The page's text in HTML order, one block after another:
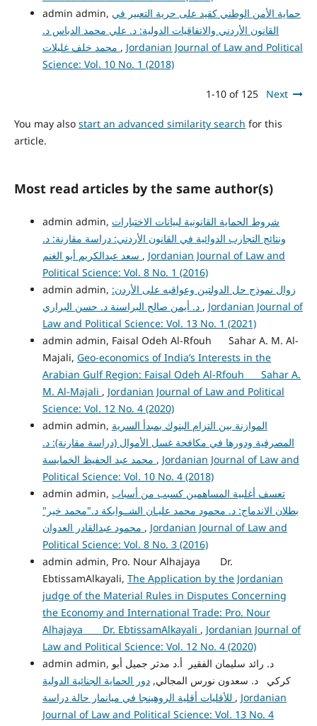
admin admin, حماية الأمن الوطني كقيد على حرية التعبير في
القانون الأردني والاتفاقيات الدولية: د. علي محمد الدباس د.
, Jordanian Journal of Law and Political
Science: Vol. 10 No. 1 (2018)
1-10 of 125 Next
You may also start an advanced similarity search for this
article.
Most read articles by the same author(s)
admin admin, شروط الحماية القانونية لبيانات الاختبارات
ونتائج التجارب الدوائية في القانون الأردني: دراسة مقارنة: د.
, Jordanian Journal of Law and
Political Science: Vol. 8 No. 1 (2016)
admin admin, زوال نموذج حل الدولتين وعواقبه على الأردن:
د. أيمن صالح البراسنة د. حسن البراري , Jordanian Journal of
Law and Political Science: Vol. 13 No. 1 (2021)
admin admin, Faisal Odeh Al-Rfouh Sahar A. M. Al-
Majali, Geo-economics of India’s Interests in the
Arabian Gulf Region: Faisal Odeh Al-Rfouh Sahar A.
M. Al-Majali , Jordanian Journal of Law and Political
Science: Vol. 12 No. 4 (2020)
admin admin, الموازنة بين التزام البنوك بمبدأ السرية
المصرفية ودورها في مكافحة غسل الأموال (دراسة مقارنة): د.
, Jordanian Journal of Law and
Political Science: Vol. 10 No. 4 (2018)
admin admin, تعسف أغلبية المساهمين كسبب من أسباب
بطلان الاندماج: د. محمود محمد عليـان الشــوابكة د."محمد خير"
, Jordanian Journal of Law and
Political Science: Vol. 8 No. 3 (2016)
admin admin, Pro. Nour Alhajaya Dr.
EbtissamAlkayali, The Application by the Jordanian
judge of the Material Rules in Disputes Concerning
the Economy and International Trade: Pro. Nour
Alhajaya Dr. EbtissamAlkayali , Jordanian Journal of
Law and Political Science: Vol. 12 No. 4 (2020)
admin admin, د. رائد سليمان الفقير أ.د مدثر جميل أبو
كركي د. سعدون نورس المجالي,دور الحماية الجنائية الدولية
, Jordanian
Journal of Law and Political Science: Vol. 13 No. 4